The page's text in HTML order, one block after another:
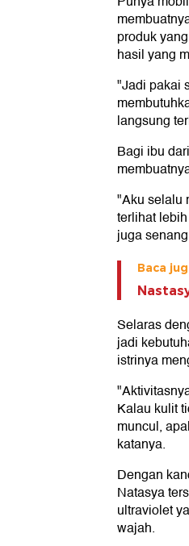
produk
hasil yang
"Jadi pakai
langsung
Bagi ibu
"Aku selalu
terlihat
juga
Baca
Selaras
jadi
istrinya
Kalau kulit
muncul,
katanya.
Dengan
Natasya
ultraviolet
wajah.